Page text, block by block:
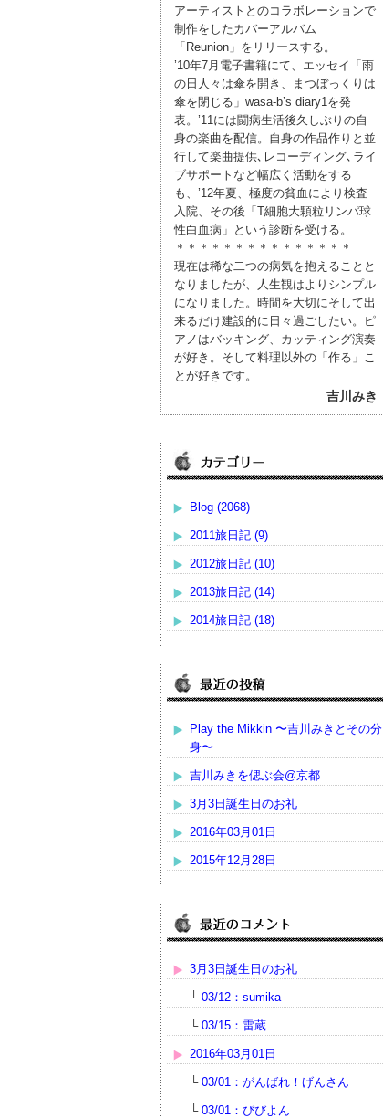
アーティストとのコラボレーションで
制作をしたカバーアルバム
「Reunion」をリリースする。
’10年7月電子書籍にて、エッセイ「雨
の日人々は傘を開き、まつぼっくりは
傘を閉じる」wasa-b’s diary1を発
表。’11には闘病生活後久しぶりの自
身の楽曲を配信。自身の作品作りと並
行して楽曲提供､レコーディング､ライ
ブサポートなど幅広く活動をする
も、’12年夏、極度の貧血により検査
入院、その後「T細胞大顆粒リンパ球
性白血病」という診断を受ける。
＊＊＊＊＊＊＊＊＊＊＊＊＊＊＊
現在は稀な二つの病気を抱えることと
なりましたが、人生観はよりシンプル
になりました。時間を大切にそして出
来るだけ建設的に日々過ごしたい。ピ
アノはバッキング、カッティング演奏
が好き。そして料理以外の「作る」こ
とが好きです。
吉川みき
Blog (2068)
2011旅日記 (9)
2012旅日記 (10)
2013旅日記 (14)
2014旅日記 (18)
Play the Mikkin 〜吉川みきとその分
身〜
吉川みきを偲ぶ会@京都
3月3日誕生日のお礼
2016年03月01日
2015年12月28日
3月3日誕生日のお礼
└ 03/12：sumika
└ 03/15：雷蔵
2016年03月01日
└ 03/01：がんばれ！げんさん
└ 03/01：びびよん